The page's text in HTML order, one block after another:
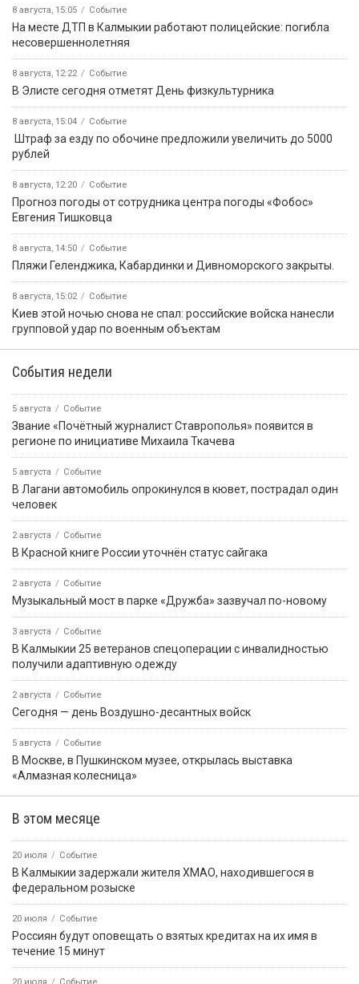
8 августа, 15:05 Событие
На месте ДТП в Калмыкии работают полицейские: погибла
несовершеннолетняя
8 августа, 12:22 Событие
В Элисте сегодня отметят День физкультурника
8 августа, 15:04 Событие
️ Штраф за езду по обочине предложили увеличить до 5000
рублей
8 августа, 12:20 Событие
Прогноз погоды от сотрудника центра погоды «Фобос»
Евгения Тишковца
8 августа, 14:50 Событие
️Пляжи Геленджика, Кабардинки и Дивноморского закрыты.
8 августа, 15:02 Событие
Киев этой ночью снова не спал: российские войска нанесли
групповой удар по военным объектам
События недели
5 августа Событие
Звание «Почётный журналист Ставрополья» появится в
регионе по инициативе Михаила Ткачева
5 августа Событие
В Лагани автомобиль опрокинулся в кювет, пострадал один
человек
2 августа Событие
В Красной книге России уточнён статус сайгака
2 августа Событие
Музыкальный мост в парке «Дружба» зазвучал по-новому
3 августа Событие
В Калмыкии 25 ветеранов спецоперации с инвалидностью
получили адаптивную одежду
2 августа Событие
Сегодня — день Воздушно-десантных войск
5 августа Событие
В Москве, в Пушкинском музее, открылась выставка
«Алмазная колесница»
В этом месяце
20 июля Событие
В Калмыкии задержали жителя ХМАО, находившегося в
федеральном розыске
20 июля Событие
Россиян будут оповещать о взятых кредитах на их имя в
течение 15 минут